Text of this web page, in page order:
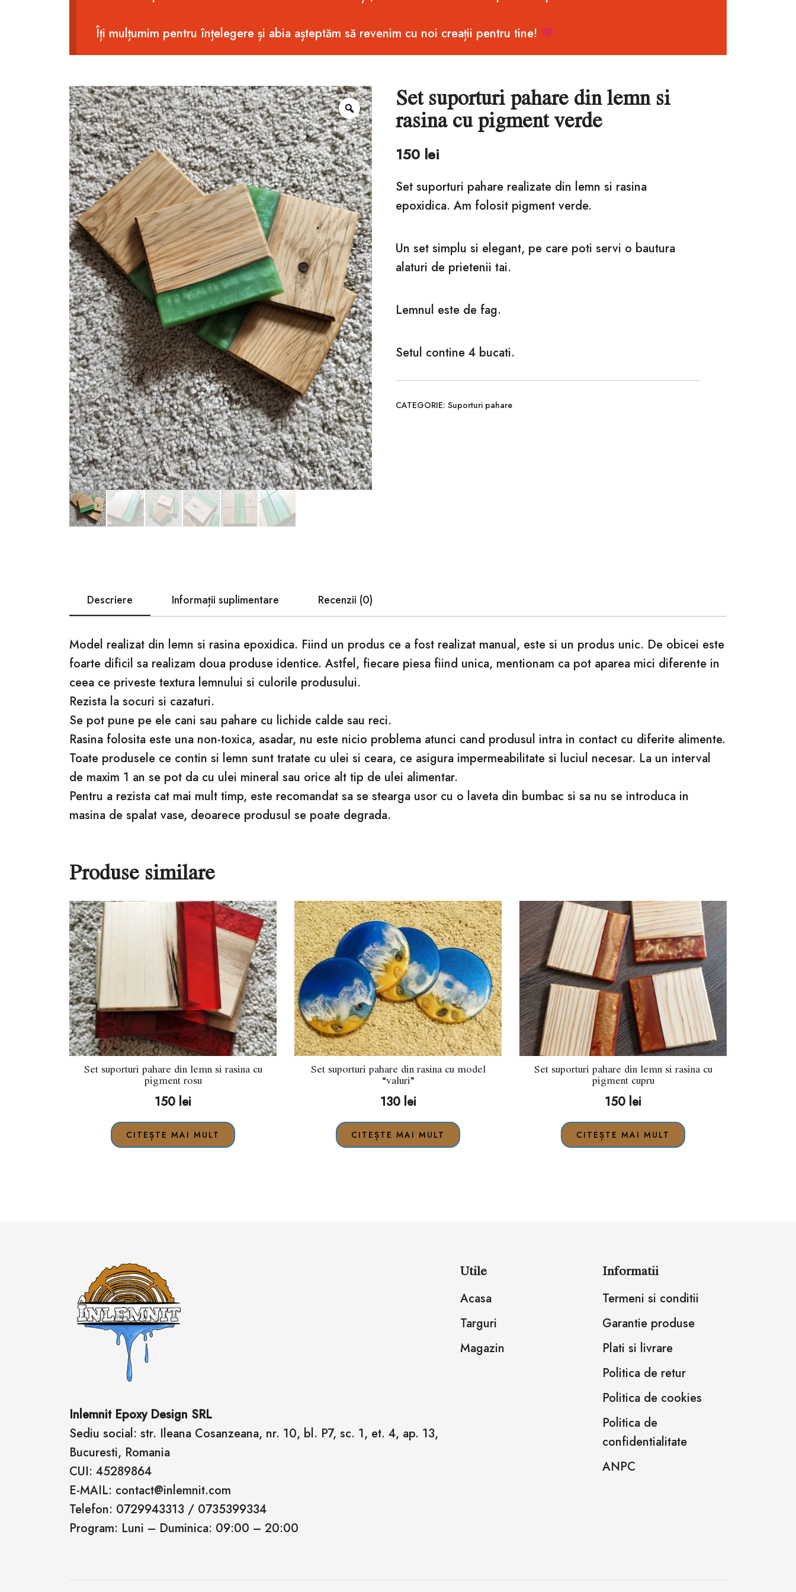
Îți mulțumim pentru înțelegere și abia așteptăm să revenim cu noi creații pentru tine!
Zoom Set suporturi pahare din lemn si
rasina cu pigment verde
150 lei
Set suporturi pahare realizate din lemn si rasina
epoxidica. Am folosit pigment verde.
Un set simplu si elegant, pe care poti servi o bautura
alaturi de prietenii tai.
Lemnul este de fag.
Setul contine 4 bucati.
CATEGORIE: Suporturi pahare
Descriere Informații suplimentare Recenzii (0)
Model realizat din lemn si rasina epoxidica. Fiind un produs ce a fost realizat manual, este si un produs unic. De obicei este
foarte dificil sa realizam doua produse identice. Astfel, fiecare piesa fiind unica, mentionam ca pot aparea mici diferente in
ceea ce priveste textura lemnului si culorile produsului.
Rezista la socuri si cazaturi.
Se pot pune pe ele cani sau pahare cu lichide calde sau reci.
Rasina folosita este una non-toxica, asadar, nu este nicio problema atunci cand produsul intra in contact cu diferite alimente.
Toate produsele ce contin si lemn sunt tratate cu ulei si ceara, ce asigura impermeabilitate si luciul necesar. La un interval
de maxim 1 an se pot da cu ulei mineral sau orice alt tip de ulei alimentar.
Pentru a rezista cat mai mult timp, este recomandat sa se stearga usor cu o laveta din bumbac si sa nu se introduca in
masina de spalat vase, deoarece produsul se poate degrada.
Produse similare
Set suporturi pahare din lemn si rasina cu
pigment rosu
150 lei
CITEȘTE MAI MULT
Set suporturi pahare din rasina cu model
“valuri”
130 lei
CITEȘTE MAI MULT
Set suporturi pahare din lemn si rasina cu
pigment cupru
150 lei
CITEȘTE MAI MULT
Inlemnit Epoxy Design SRL
Sediu social: str. Ileana Cosanzeana, nr. 10, bl. P7, sc. 1, et. 4, ap. 13,
Bucuresti, Romania
CUI: 45289864
E-MAIL: contact@inlemnit.com
Telefon: 0729943313 / 0735399334
Program: Luni – Duminica: 09:00 – 20:00
Utile
Acasa
Targuri
Magazin
Informatii
Termeni si conditii
Garantie produse
Plati si livrare
Politica de retur
Politica de cookies
Politica de
confidentialitate
ANPC